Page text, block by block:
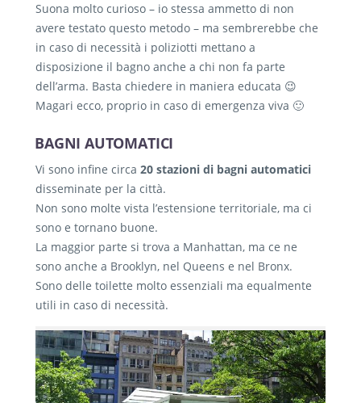
Suona molto curioso – io stessa ammetto di non
avere testato questo metodo – ma sembrerebbe che
in caso di necessità i poliziotti mettano a
disposizione il bagno anche a chi non fa parte
dell’arma. Basta chiedere in maniera educata 😉
Magari ecco, proprio in caso di emergenza viva 🙂
BAGNI AUTOMATICI
Vi sono infine circa 20 stazioni di bagni automatici
disseminate per la città.
Non sono molte vista l’estensione territoriale, ma ci
sono e tornano buone.
La maggior parte si trova a Manhattan, ma ce ne
sono anche a Brooklyn, nel Queens e nel Bronx.
Sono delle toilette molto essenziali ma equalmente
utili in caso di necessità.